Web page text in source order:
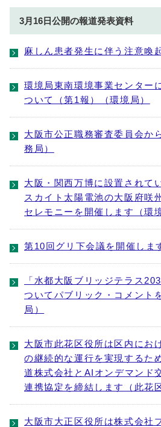
3月16日公開の報道発表資料
麻しん患者発生に伴う注意喚
環境局東南環境事業センター
ついて（第1報）（環境局）
大阪市公正職務審査委員会か
務局）
大阪・関西万博に設置されて
スカイト太陽電池の大阪府咲
セレモニーを開催します（環
第10回グリ下会議を開催しま
「水都大阪ブリッジテラス
ついてパブリック・コメント
局）
大阪市此花区役所は区内にお
の継続的な運行を実現するた
道株式会社とAIオンデマンド
連携協定を締結します（此花
大阪市大正区役所は株式会社